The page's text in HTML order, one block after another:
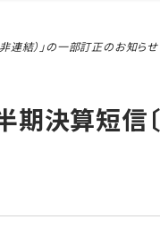
連結）」の一部訂正のお知らせ
期決算短信